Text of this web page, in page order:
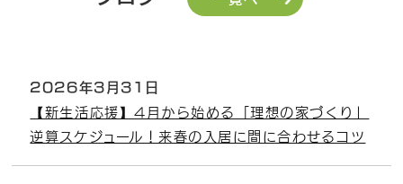
2026年3月31日
【新生活応援】4月から始める「理想の家づくり」
逆算スケジュール！来春の入居に間に合わせるコツ